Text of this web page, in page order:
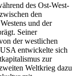
des Ost-West-
den
und der
Seiner
der westlichen
entwickelte sich
zur
Weltkrieg dazu